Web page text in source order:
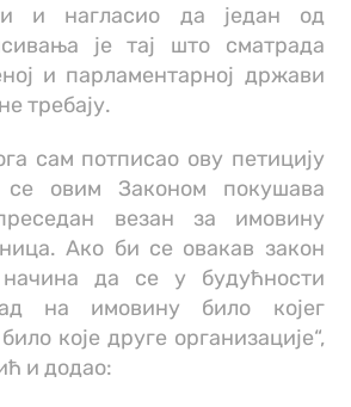
и нагласио да један од
је тај што сматрада
и парламентарној држави
требају.
сам потписао ову петицију
овим Законом покушава
везан за имовину
Ако би се овакав закон
да се у будућности
на имовину било којег
које друге организације“,
и додао: